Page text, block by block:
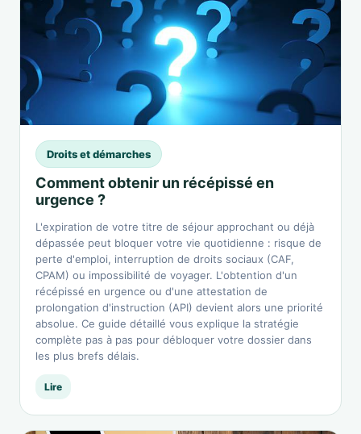
Droits et démarches
Comment obtenir un récépissé en
urgence ?
L'expiration de votre titre de séjour approchant ou déjà
dépassée peut bloquer votre vie quotidienne : risque de
perte d'emploi, interruption de droits sociaux (CAF,
CPAM) ou impossibilité de voyager. L'obtention d'un
récépissé en urgence ou d'une attestation de
prolongation d'instruction (API) devient alors une priorité
absolue. Ce guide détaillé vous explique la stratégie
complète pas à pas pour débloquer votre dossier dans
les plus brefs délais.
Lire